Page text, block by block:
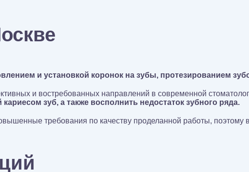
и установкой коронок на зубы, протезированием
и востребованных направлений в современной
зуб, а также восполнить недостаток зубного ряда.
требования по качеству проделанной работы, поэтому